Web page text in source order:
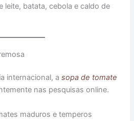
leite, batata, cebola e caldo de
internacional, asopa de tomate
nas pesquisas online.
maduros e temperos